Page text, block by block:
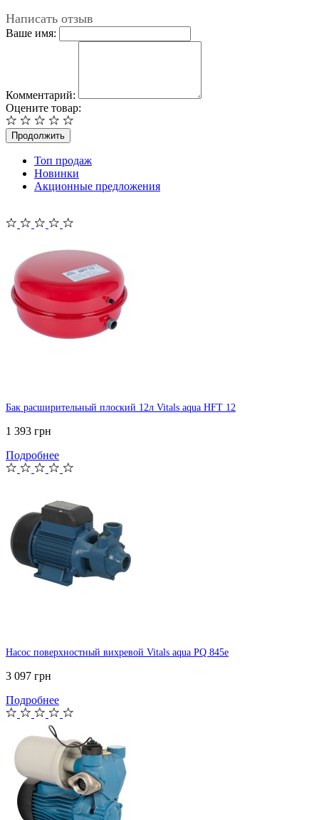
Написать отзыв
Ваше имя:
Комментарий:
Оцените товар:
Продолжить
Топ продаж
Новинки
Акционные предложения
Бак расширительный плоский 12л Vitals aqua HFT 12
1 393 грн
Подробнее
Насос поверхностный вихревой Vitals aqua PQ 845e
3 097 грн
Подробнее